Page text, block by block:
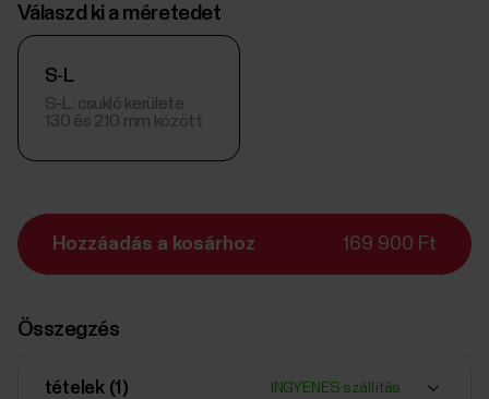
Válaszd ki a méretedet
S-L
S-L: csukló kerülete
130 és 210 mm között
Hozzáadás a kosárhoz 169 900 Ft
Összegzés
tételek (1 ) INGYENES szállítás